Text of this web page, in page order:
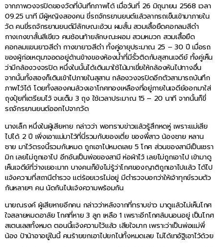
จากภาพวงจรปิดของวัดที่บันทึกภาพได้ เมื่อวันที่ 26 มิถุนายน 2568 เวลา
09.25 นาที มีผู้หญิงสองคน ขี่รถจักรยานยนต์แล้วลากรถเข็นเข้ามาภายใน
วัด คนขี่รถจักรยานยนต์มีลักษณะอ้วน ผมสั้น สวมเสื้อยืดคอกลมสีดำ
กางเกงขาสั้นสีเขียว คนซ้อนท้ายลักษณะผอม สวมหมวก สวมเสื้อยืด
คอกลมแขนยาวสีดำ กางขายาวสีดำ ทั้งคู่อายุประมาณ 25 – 30 ปี เมื่อรถ
ของผู้ก่อเหตุมาจอดอยู่ด้านข้างของห้องน้ำที่มีรั้วติดกับสุสานเจดีย์ ทั้งคู่เห็น
ว่ามีกล้องวงจรปิด หนึ่งในนั้นได้เดินมาใช้ไม้มาเขี่ยให้กล้องหันไปทางอื่น
จากนั้นทั้งสองก็เดินเข้าไปภายในสุสาน กล้องวงจรปิดอีกตัวสามารถบันทึก
ภาพไว้ได้ โดยทั้งสองคนล้วงเอาโกศทองเหลืองที่อยู่ภายในเจดีย์ออกมาใส่
ถุงปุ๋ยที่เตรียมไว้ จนเต็ม 3 ถุง ใช้เวลาประมาณ 15 – 20 นาที จากนั้นก็ขี่
รถจักรยานยนต์ออกไปจากวัด
นางเล็ก หนึ่งในผู้เสียหาย กล่าวว่า พอทราบข่าวแล้วรู้สึกหดหู่ เพราะแม่เสีย
ไปได้ 2 ปี เพิ่งเอาแม่มาไว้ที่นี่รวมกับของเตี่ย ของพี่สาว น้องชาย หลาน
ชาย มาไว้ตรงนี้รวมกันหมด ถูกเอาไปหมดเลย 5 โกศ ส่วนของสามีเป็นเซรา
มิก เลยไม่ถูกเอาไป อีกอันเป็นพ่อของสามี ห่อผ้าไว้ เลยไม่ถูกเอาไป เข้ามาดู
เห็นเจดีย์ที่ว่างเยอะมาก บางคนก็ยังไม่รู้ว่าโกศของญาติถูกเอาไปแล้ว ได้ไป
แจ้งความที่สถานีตำรวจ แต่ร้อยเวรไม่อยู่ มีตำรวจบอกว่าให้เจ้าทุกข์รวมตัว
กันหลายๆ คน นัดกันไปแจ้งความพร้อมกัน
นายณรงค์ ผู้เสียหายอีกคน กล่าวว่าหลังจากที่ทราบข่าว มาดูแล้วไม่เห็นโกศ
ใจสลายหมดอาลัย โกศที่หาย 3 ลูก เหลือ 1 เพราะอีกโกศล้มนอนอยู่ เป็นโกศ
สเตนเลสทั้งหมด ตอนนี้แจ้งความไว้แล้ว เสียใจมาก เพราะว่าเป็นพ่อแม่พี่
น้อง ป้าน้าอาอยู่ในนี้ คนร้ายยกเอาไปยกไปทั้งหมดเลย ไม่ได้เทอัฐิเอาไว้ด้วย